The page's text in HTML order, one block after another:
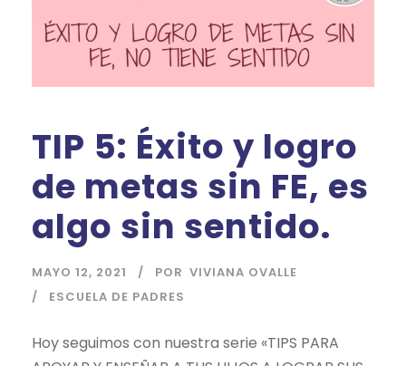
TIP 5: Éxito y logro
de metas sin FE, es
algo sin sentido.
MAYO 12, 2021 POR VIVIANA OVALLE
ESCUELA DE PADRES
Hoy seguimos con nuestra serie «TIPS PARA